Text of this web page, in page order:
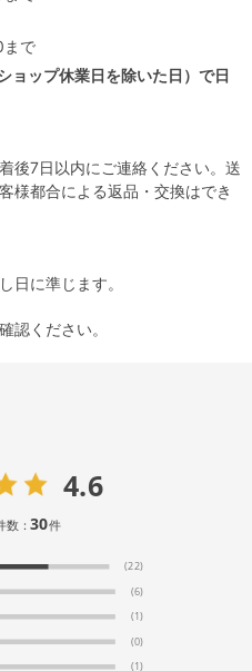
まで
ョップ休業日を除いた日）で日
後7日以内にご連絡ください。送
様都合による返品・交換はでき
日に準じます。
認ください。
4.6
数：30件
(22)
(6)
(1)
(0)
(1)